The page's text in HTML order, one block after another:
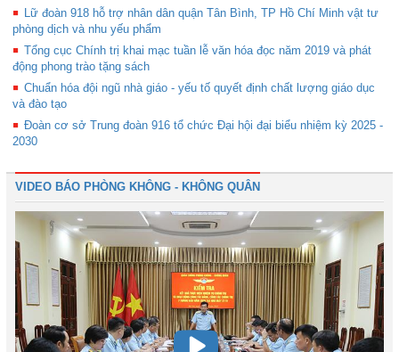
Lữ đoàn 918 hỗ trợ nhân dân quận Tân Bình, TP Hồ Chí Minh vật tư
phòng dịch và nhu yếu phẩm
Tổng cục Chính trị khai mạc tuần lễ văn hóa đọc năm 2019 và phát
động phong trào tặng sách
Chuẩn hóa đội ngũ nhà giáo - yếu tố quyết định chất lượng giáo dục
và đào tạo
Đoàn cơ sở Trung đoàn 916 tổ chức Đại hội đại biểu nhiệm kỳ 2025 -
2030
VIDEO BÁO PHÒNG KHÔNG - KHÔNG QUÂN